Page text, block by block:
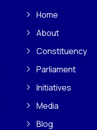
Home
About
Constituency
Parliament
Initiatives
Media
Blog